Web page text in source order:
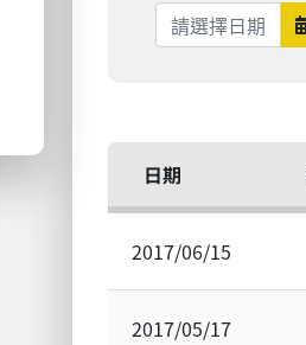
日期
2017/06/15
2017/05/17